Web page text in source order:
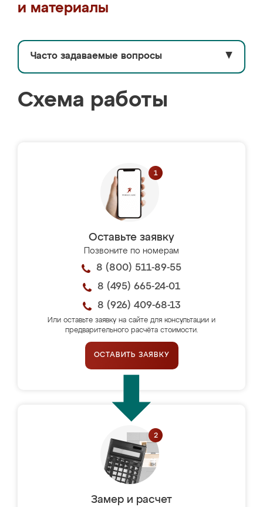
и материалы
Часто задаваемые вопросы ▼
Схема работы
Оставьте заявку
Позвоните по номерам
8 (800) 511-89-55
8 (495) 665-24-01
8 (926) 409-68-13
Или оставьте заявку на сайте для консультации и
предварительного расчёта стоимости.
ОСТАВИТЬ ЗАЯВКУ
Замер и расчет